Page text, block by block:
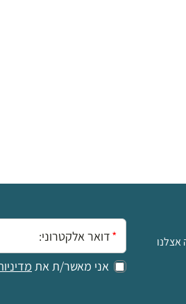
אימייל:
אני מאשר/ת את